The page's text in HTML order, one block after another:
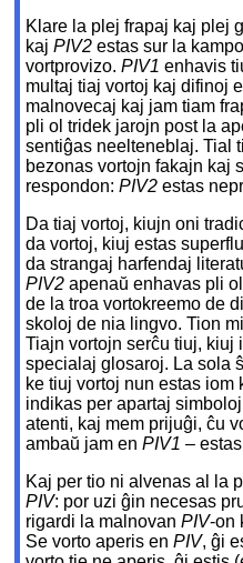
Klare la plej frapaj kaj plej
kajPIV2 estas sur la
vortprovizo.PIV1 enhavis
multaj tiaj vortoj kaj difinoj
malnovecaj kaj jam tiam
pli ol tridek jarojn post la
sentiĝas neelteneblaj. Tial
bezonas vortojn fakajn kaj
respondon:PIV2 estas
Da tiaj vortoj, kiujn oni
da vortoj, kiuj estas
da strangaj harfendaj
PIV2 apenaŭ enhavas pli
de la troa vortokreemo de
skoloj de nia lingvo. Tion
Tiajn vortojn serĉu tiuj, kiuj
specialaj glosaroj. La sola
ke tiuj vortoj nun estas iom
indikas per apartaj
atenti, kaj mem prijuĝi, ĉu
ambaŭ jam enPIV1 –
Kaj per tio ni alvenas al la
PIV: por uzi ĝin necesas
rigardi la malnovanPIV-on
Se vorto aperis enPIV, ĝi